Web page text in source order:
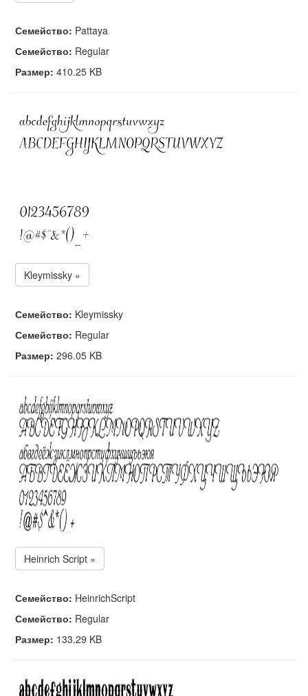
Семейство: Pattaya
Семейство: Regular
Размер: 410.25 KB
Kleymissky »
Семейство: Kleymissky
Семейство: Regular
Размер: 296.05 KB
Heinrich Script »
Семейство: HeinrichScript
Семейство: Regular
Размер: 133.29 KB